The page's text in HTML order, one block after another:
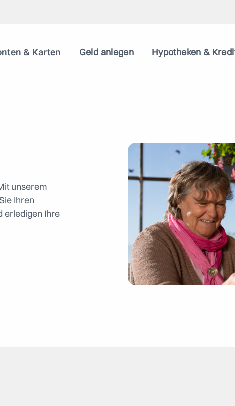
& Karten Geld anlegen Hypotheken &
unserem
Ihren
erledigen Ihre